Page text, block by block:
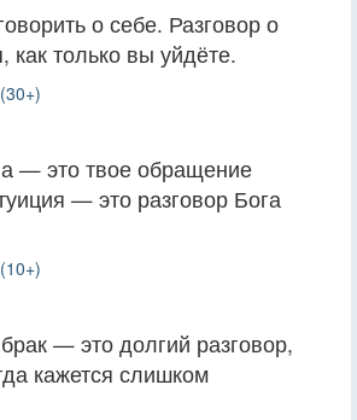
о себе. Разговор о
как только вы уйдёте.
— это твое обращение
— это разговор Бога
— это долгий разговор,
кажется слишком